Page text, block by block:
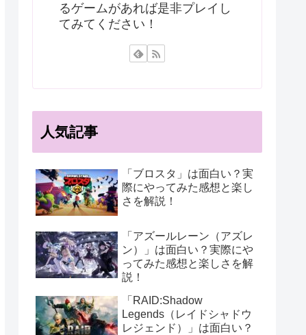
るゲームがあれば是非プレイし
てみてください！
人気記事
「ブロスタ」は面白い？実
際にやってみた感想と楽し
さを解説！
「アズールレーン（アズレ
ン）」は面白い？実際にや
ってみた感想と楽しさを解
説！
「RAID:Shadow
Legends（レイドシャドウ
レジェンド）」は面白い？